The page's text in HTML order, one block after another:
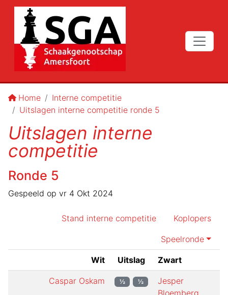
Home
Interne competitie
Uitslagen interne competitie ronde 5
Uitslagen interne
competitie
Ronde 5
Gespeeld op vr 4 Okt 2024
Stand interne competitie Koplopers
Speelronde
Wit Uitslag Zwart
Caspar Oskam ½ ½
Jesper